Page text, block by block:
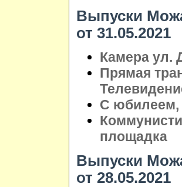
Выпуски
от 31.05.2021
Камера ул.
Прямая
С
площадка
Выпуски
от 28.05.2021